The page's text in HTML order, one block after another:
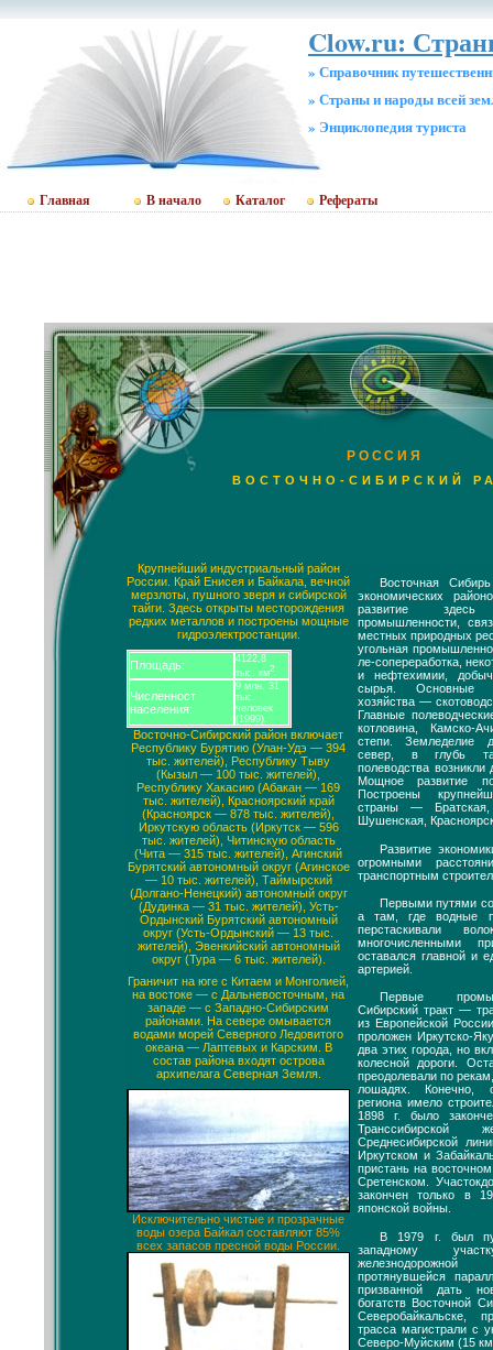
Clow.ru:
» Справочник
» Страны и народы всей
» Энциклопедия туриста
Главная В начало Каталог Рефераты
РОССИЯ
ВОСТОЧНО-СИБИРСКИЙ
Крупнейший индустриальный район
России. Край Енисея и Байкала, вечной
мерзлоты, пушного зверя и сибирской
тайги. Здесь открыты месторождения
редких металлов и построены мощные
гидроэлектростанции.
Площадь:
4122,8
тыс. км2.
Численност
населения:
9 млн. 31
тыс.
человек
(1999).
Восточно-Сибирский район включает
Республику Бурятию (Улан-Удэ — 394
тыс. жителей), Республику Тыву
(Кызыл — 100 тыс. жителей),
Республику Хакасию (Абакан — 169
тыс. жителей), Красноярский край
(Красноярск — 878 тыс. жителей),
Иркутскую область (Иркутск — 596
тыс. жителей), Читинскую область
(Чита — 315 тыс. жителей), Агинский
Бурятский автономный округ (Агинское
— 10 тыс. жителей), Таймырский
(Долгано-Ненецкий) автономный округ
(Дудинка — 31 тыс. жителей), Усть-
Ордынский Бурятский автономный
округ (Усть-Ордынский — 13 тыс.
жителей), Эвенкийский автономный
округ (Тура — 6 тыс. жителей).
Граничит на юге с Китаем и Монголией,
на востоке — с Дальневосточным, на
западе — с Западно-Сибирским
районами. На севере омывается
водами морей Северного Ледовитого
океана — Лаптевых и Карским. В
состав района входят острова
архипелага Северная Земля.
Исключительно чистые и прозрачные
воды озера Байкал составляют 85%
всех запасов пресной воды России.
Восточная
экономических
развитие
промышленности,
местных природных
угольная
ле-сопереработка,
и нефтехимии,
сырья. Основные
хозяйства —
Главные
котловина, Камско-
степи. Земледелие
север, в глубь
полеводства
Мощное развитие
Построены
страны — Братская,
Шушенская,
Развитие
огромными
транспортным
Первыми путями
а там, где водные
перстаскивали
многочисленными
оставался главной и
артерией.
Первые
Сибирский тракт —
из Европейской
проложен Иркутско-
два этих города, но
колесной дороги.
преодолевали по
лошадях. Конечно,
региона имело
1898 г. было
Среднесибирской
Иркутском и
пристань на
Сретенском.
закончен только в
японской войны.
В 1979 г. был
западному
протянувшейся
призванной дать
богатств Восточной
Северобайкальске,
трасса магистрали с
Северо-Муйским (15